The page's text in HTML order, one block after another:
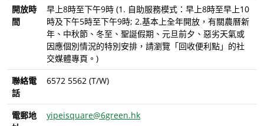
開放時
間
早上8時至下午9時 (1. 自助服務模式：早上8時至早上10
時及下午5時至下午9時; 2.基本上全年開放，有關農曆新
年、中秋節、冬至、聖誕假期、元旦前夕、惡劣天氣或
因應個別情況的特別安排，請瀏覽「回收便利點」的社
交媒體專頁。)
聯絡電
話
6572 5562 (T/W)
電郵地
yipeisquare@6green.hk